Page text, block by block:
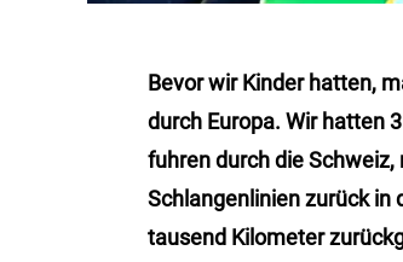
Bevor wir Kinder hatten,
durch Europa. Wir hatten
fuhren durch die
Schlangenlinien zurück in
tausend Kilometer